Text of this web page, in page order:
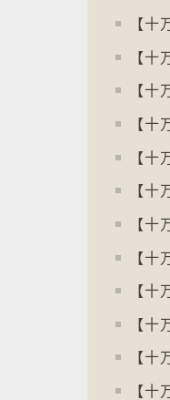
【十
【十
【十
【十